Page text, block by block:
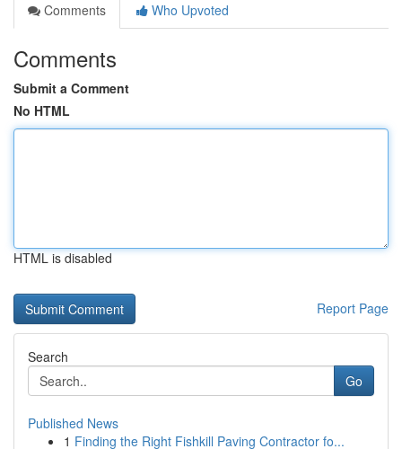
Comments
Who Upvoted
Comments
Submit a Comment
No HTML
HTML is disabled
Report Page
Search
Go
Published News
1 Finding the Right Fishkill Paving Contractor fo...